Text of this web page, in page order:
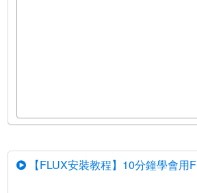
【FLUX安裝教程】10分鐘學會用F